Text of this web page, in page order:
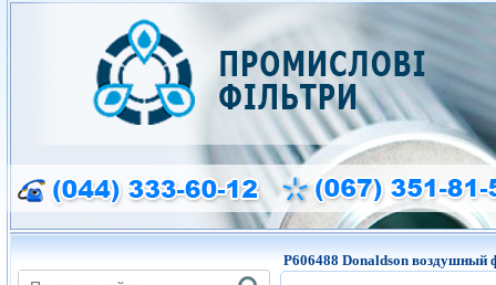
P606488 Donaldson воздушный